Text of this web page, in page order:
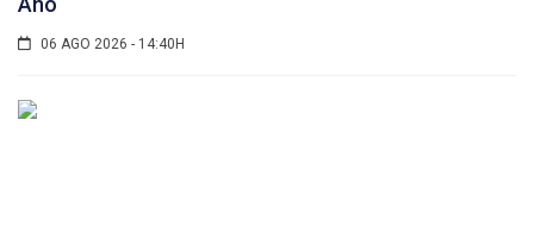
06 AGO 2026 - 14:40H